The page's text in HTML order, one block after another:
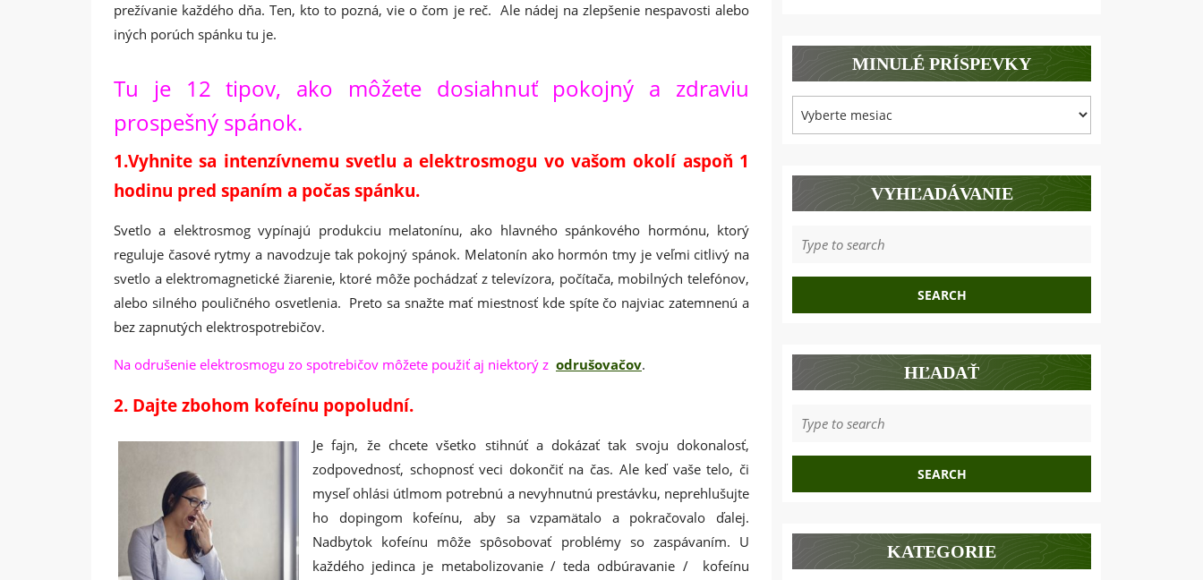
prežívanie každého dňa. Ten, kto to pozná, vie o čom je reč. Ale nádej na zlepšenie nespavosti alebo
iných porúch spánku tu je.
Tu je 12 tipov, ako môžete dosiahnuť pokojný a zdraviu
prospešný spánok.
1.Vyhnite sa intenzívnemu svetlu a elektrosmogu vo vašom okolí aspoň 1
hodinu pred spaním a počas spánku.
Svetlo a elektrosmog vypínajú produkciu melatonínu, ako hlavného spánkového hormónu, ktorý
reguluje časové rytmy a navodzuje tak pokojný spánok. Melatonín ako hormón tmy je veľmi citlivý na
svetlo a elektromagnetické žiarenie, ktoré môže pochádzať z televízora, počítača, mobilných telefónov,
alebo silného pouličného osvetlenia. Preto sa snažte mať miestnosť kde spíte čo najviac zatemnenú a
bez zapnutých elektrospotrebičov.
Na odrušenie elektrosmogu zo spotrebičov môžete použiť aj niektorý z odrušovačov.
2. Dajte zbohom kofeínu popoludní.
Je fajn, že chcete všetko stihnúť a dokázať tak svoju dokonalosť,
zodpovednosť, schopnosť veci dokončiť na čas. Ale keď vaše telo, či
myseľ ohlási útlmom potrebnú a nevyhnutnú prestávku, neprehlušujte
ho dopingom kofeínu, aby sa vzpamätalo a pokračovalo ďalej.
Nadbytok kofeínu môže spôsobovať problémy so zaspávaním. U
každého jedinca je metabolizovanie / teda odbúravanie / kofeínu
MINULÉ PRÍSPEVKY
príspevky
VYHĽADÁVANIE
for:
HĽADAŤ
for:
KATEGORIE